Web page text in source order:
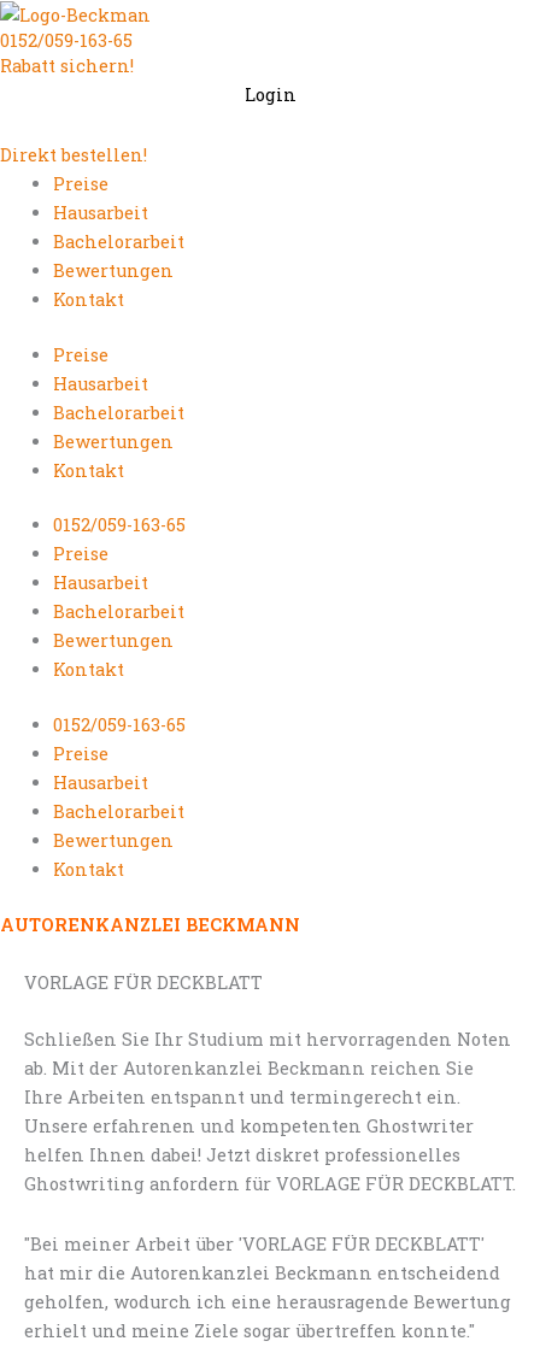
Zum
Inhalt
springen
0152/059-163-65
Rabatt sichern!
Login
Direkt bestellen!
Preise
Hausarbeit
Bachelorarbeit
Bewertungen
Kontakt
Preise
Hausarbeit
Bachelorarbeit
Bewertungen
Kontakt
0152/059-163-65
Preise
Hausarbeit
Bachelorarbeit
Bewertungen
Kontakt
0152/059-163-65
Preise
Hausarbeit
Bachelorarbeit
Bewertungen
Kontakt
AUTORENKANZLEI BECKMANN
VORLAGE FÜR DECKBLATT
Schließen Sie Ihr Studium mit hervorragenden Noten
ab. Mit der Autorenkanzlei Beckmann reichen Sie
Ihre Arbeiten entspannt und termingerecht ein.
Unsere erfahrenen und kompetenten Ghostwriter
helfen Ihnen dabei! Jetzt diskret professionelles
Ghostwriting anfordern für VORLAGE FÜR DECKBLATT.
"Bei meiner Arbeit über 'VORLAGE FÜR DECKBLATT'
hat mir die Autorenkanzlei Beckmann entscheidend
geholfen, wodurch ich eine herausragende Bewertung
erhielt und meine Ziele sogar übertreffen konnte."